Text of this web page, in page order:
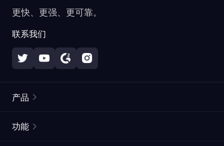
更快、更强、更可靠。
联系我们
产品
功能